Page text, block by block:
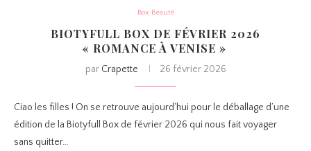
Box Beauté
BIOTYFULL BOX DE FÉVRIER 2026
« ROMANCE À VENISE »
par Crapette 26 février 2026
Ciao les filles ! On se retrouve aujourd’hui pour le déballage d’une
édition de la Biotyfull Box de février 2026 qui nous fait voyager
sans quitter…